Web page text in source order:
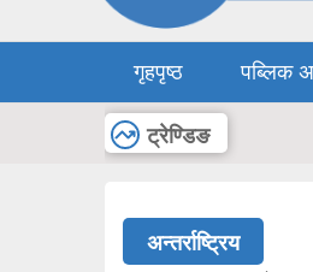
गृहपृष्ठ पब्लिक
अन्य
ट्रेण्डिङ
अन्तर्राष्ट्रिय